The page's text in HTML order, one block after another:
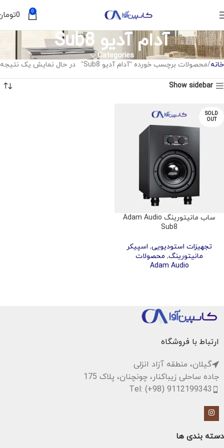
0
0
آدام آدیو Sub8
Categories
خانه محصولات برچسب خورده “آدام آدیو Sub8” در حال نمایش یک نتیجه
Show sidebar
SOLD
OUT
ساب مانیتورینگ Adam Audio
Sub8
تجهیزات استودیویی, اسپیکر
مانیتورینگ, محصولات
Adam Audio
ارتباط با فروشگاه
گیلان، منطقه آزاد انزلی
جاده ساحلی زیباکنار، چونچنان، پلاک 175
Tel: (+98) 9112199343
دسته بندی ها